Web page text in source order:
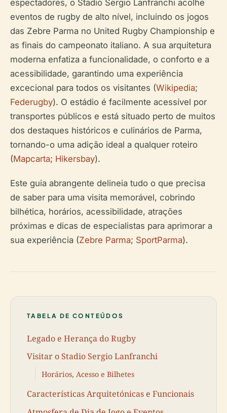
espectadores, o Stadio Sergio Lanfranchi acolhe
eventos de rugby de alto nível, incluindo os jogos
das Zebre Parma no United Rugby Championship e
as finais do campeonato italiano. A sua arquitetura
moderna enfatiza a funcionalidade, o conforto e a
acessibilidade, garantindo uma experiência
excecional para todos os visitantes (Wikipedia;
Federugby). O estádio é facilmente acessível por
transportes públicos e está situado perto de muitos
dos destaques históricos e culinários de Parma,
tornando-o uma adição ideal a qualquer roteiro
(Mapcarta; Hikersbay).
Este guia abrangente delineia tudo o que precisa
de saber para uma visita memorável, cobrindo
bilhética, horários, acessibilidade, atrações
próximas e dicas de especialistas para aprimorar a
sua experiência (Zebre Parma; SportParma).
TABELA DE CONTEÚDOS
Legado e Herança do Rugby
Visitar o Stadio Sergio Lanfranchi
Horários, Acesso e Bilhetes
Características Arquitetónicas e Funcionais